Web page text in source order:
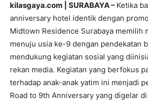
kilasgaya.com | SURABAYA – Ketika
anniversary hotel identik dengan
Midtown Residence Surabaya memilih
menuju usia ke-9 dengan pendekatan
mendukung kegiatan sosial yang
rekan media. Kegiatan yang berfokus
terhadap anak-anak yatim ini menjadi
Road to 9th Anniversary yang digelar